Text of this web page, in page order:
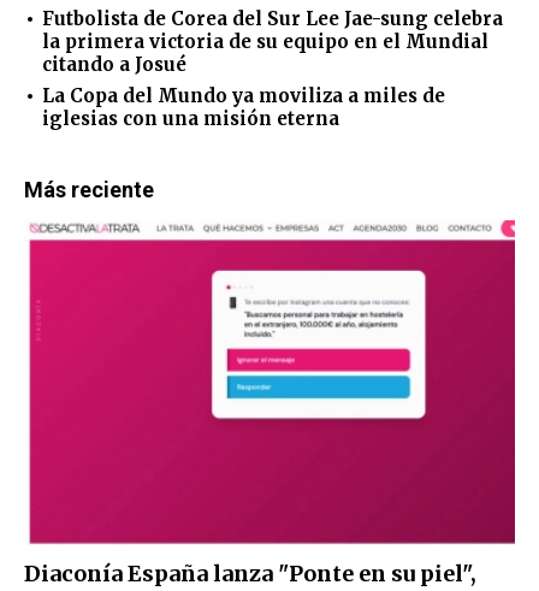
Futbolista de Corea del Sur Lee Jae-sung celebra
la primera victoria de su equipo en el Mundial
citando a Josué
La Copa del Mundo ya moviliza a miles de
iglesias con una misión eterna
Más reciente
Diaconía España lanza "Ponte en su piel",